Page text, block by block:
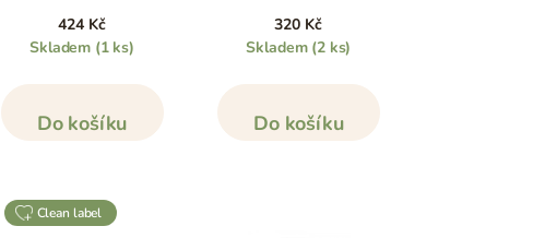
424 Kč
Skladem (1 ks)
Do košíku
320 Kč
Skladem (2 ks)
Do košíku
clean label